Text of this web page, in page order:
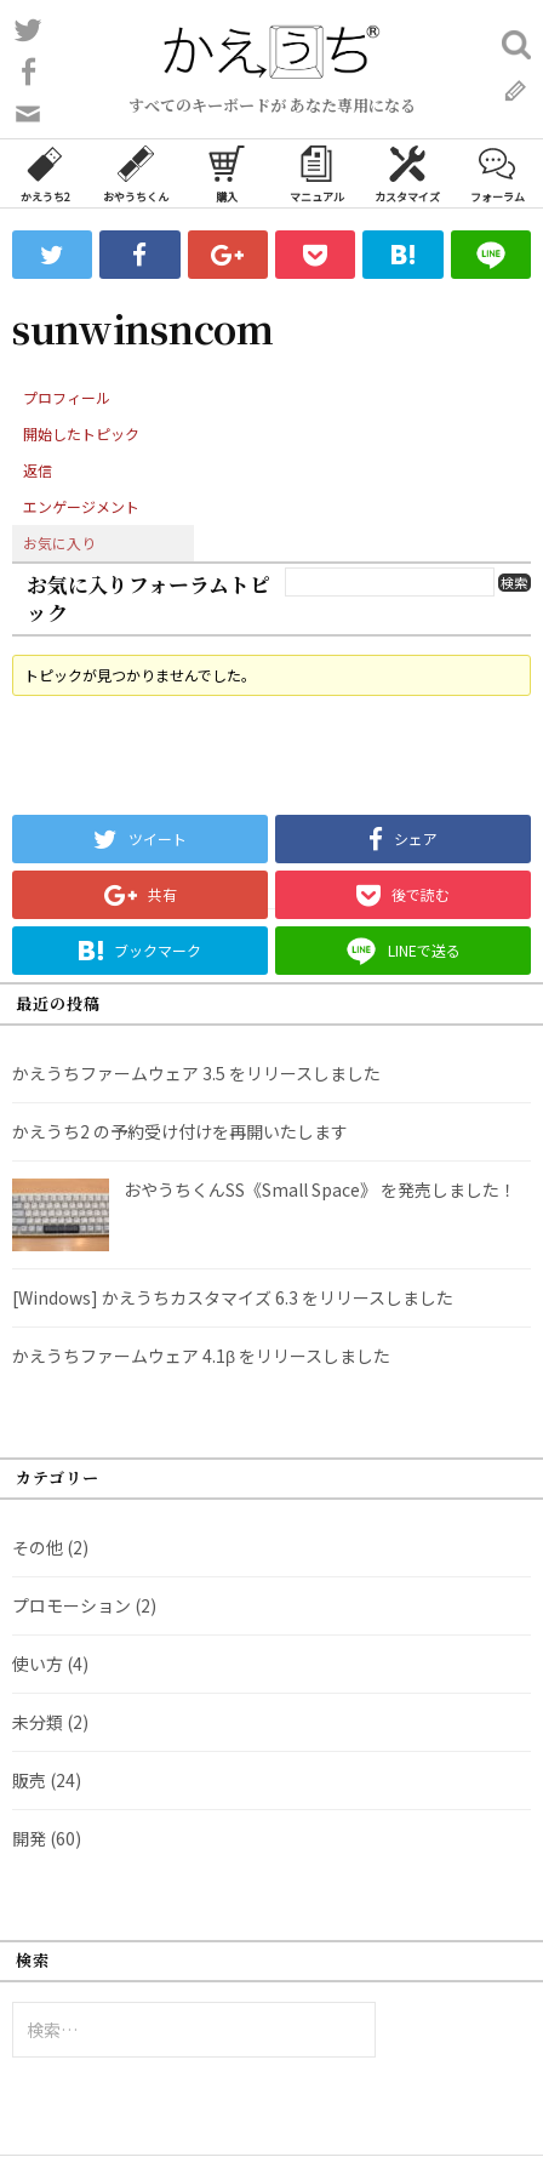
コ
ン
ン
ツ
ス
ッ
すべてのキーボードが あなた専用になる
い
合
わ
フ
ォ
ム
検
索:
かえうち2 おやうちくん 購入 マニュアル カスタマイズ フォーラム
sunwinsncom
プロフィール
開始したトピック
返信
エンゲージメント
お気に入り
お気に入りフォーラムトピ
ック
トピックが見つかりませんでした。
ツイート シェア
共有 後で読む
ブックマーク LINEで送る
最近の投稿
かえうちファームウェア 3.5 をリリースしました
かえうち2 の予約受け付けを再開いたします
おやうちくんSS《Small Space》 を発売しました！
[Windows] かえうちカスタマイズ 6.3 をリリースしました
かえうちファームウェア 4.1β をリリースしました
カテゴリー
その他 (2)
プロモーション (2)
使い方 (4)
未分類 (2)
販売 (24)
開発 (60)
検索
索: